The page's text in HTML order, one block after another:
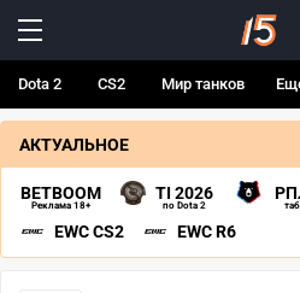
Dota 2 CS2 Мир танков
АКТУАЛЬНОЕ
BETBOOM
Реклама 18+
TI 2026
по Dota 2
EWC CS2 EWC R6